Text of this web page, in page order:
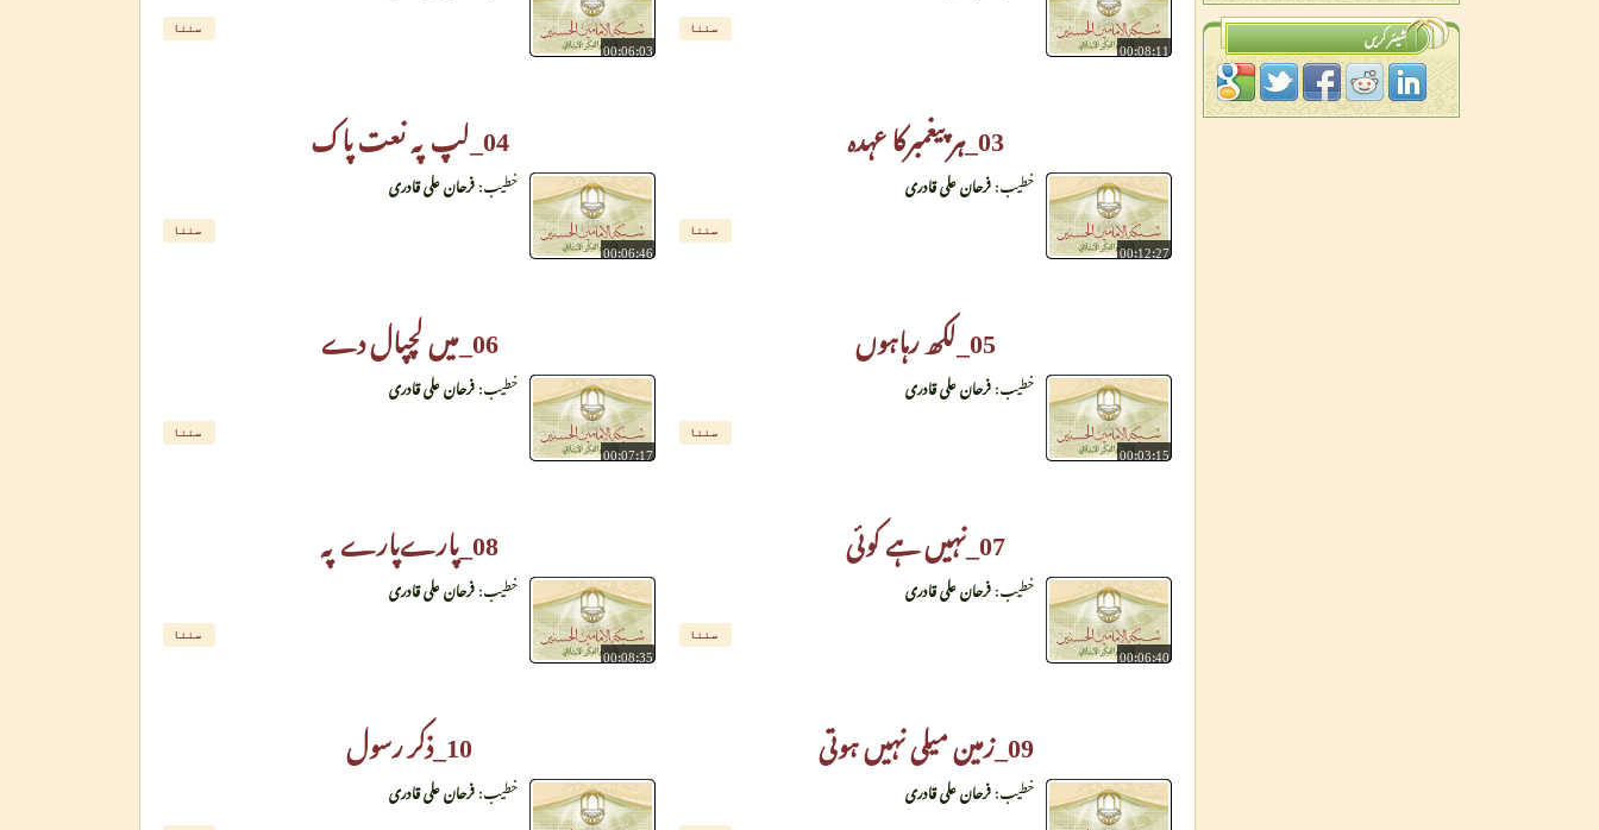
00:08:11
سننا
00:06:03
سننا
03_ہرپیغمبرکا عہدہ
00:12:27
خطیب:فرحان علی قادری
سننا
04_لپ پہ نعت پاک
00:06:46
خطیب:فرحان علی قادری
سننا
05_لکھ رہاہوں
00:03:15
خطیب:فرحان علی قادری
سننا
06_میں لچپال دے
00:07:17
خطیب:فرحان علی قادری
سننا
07_نہیں ہے کوئی
00:06:40
خطیب:فرحان علی قادری
سننا
08_پارےپارے پہ
00:08:35
خطیب:فرحان علی قادری
سننا
09_زمین میلی نہیں ہوتی
خطیب:فرحان علی قادری
10_ذکر رسول
خطیب:فرحان علی قادری
شیئر کریں